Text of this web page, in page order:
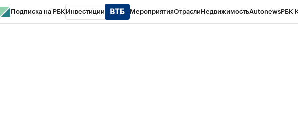
Подписка на РБК Инвестиции МероприятияОтраслиНедвижимостьAutonewsРБК